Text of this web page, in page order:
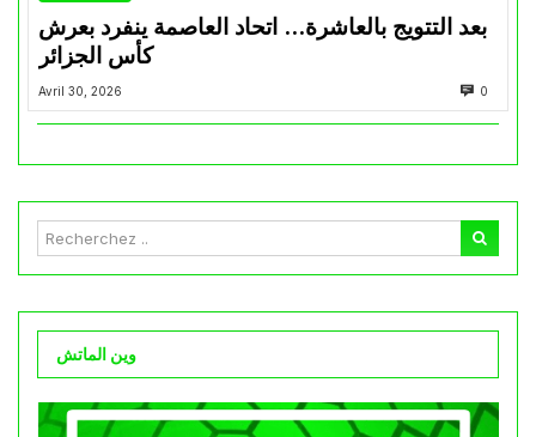
بعد التتويج بالعاشرة… اتحاد العاصمة ينفرد بعرش
كأس الجزائر
Avril 30, 2026 0
وين الماتش